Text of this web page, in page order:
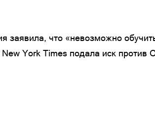
заявила, что «невозможно
York Times подала иск против